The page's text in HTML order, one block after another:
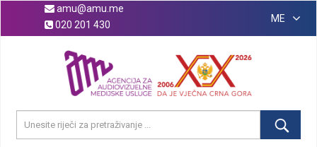
amu@amu.me
020 201 430
ME